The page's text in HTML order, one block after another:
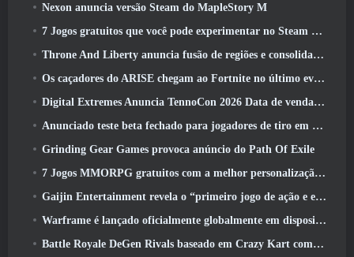
Nexon anuncia versão Steam do MapleStory M
7 Jogos gratuitos que você pode experimentar no Steam Next Fest
Throne And Liberty anuncia fusão de regiões e consolidação de servidores
Os caçadores do ARISE chegam ao Fortnite no último evento de colaboração
Digital Extremes Anuncia TennoCon 2026 Data de venda de ingressos
Anunciado teste beta fechado para jogadores de tiro em terceira pessoa
Grinding Gear Games provoca anúncio do Path Of Exile
7 Jogos MMORPG gratuitos com a melhor personalização de personagens
Gaijin Entertainment revela o “primeiro jogo de ação e extração espacial” Star Wrath
Warframe é lançado oficialmente globalmente em dispositivos Android
Battle Royale DeGen Rivals baseado em Crazy Kart combina todas as coisas que você provavelmente não sabia que queria combinadas